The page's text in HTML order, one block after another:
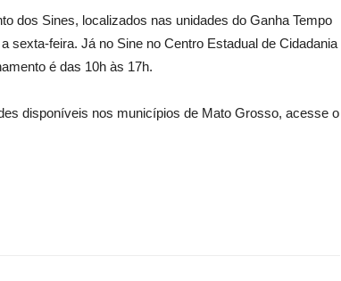
dos Sines, localizados nas unidades do Ganha Tempo
sexta-feira. Já no Sine no Centro Estadual de Cidadania
é das 10h às 17h.
disponíveis nos municípios de Mato Grosso, acesse o